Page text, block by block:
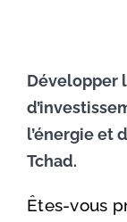
Développer
l’énergie et
Tchad.
Êtes-vous